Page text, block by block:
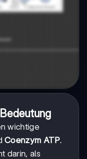
wichtige
Coenzym ATP.
darin, als